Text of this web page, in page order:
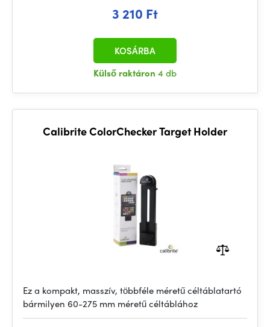
3 210 Ft
Külső raktáron 4 db
KOSÁRBA
Calibrite ColorChecker Target Holder
Ez a kompakt, masszív, többféle méretű céltáblatartó
bármilyen 60-275 mm méretű céltáblához